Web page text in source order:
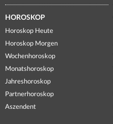
HOROSKOP
Horoskop Heute
Horoskop Morgen
Wochenhoroskop
Monatshoroskop
Jahreshoroskop
Partnerhoroskop
Aszendent